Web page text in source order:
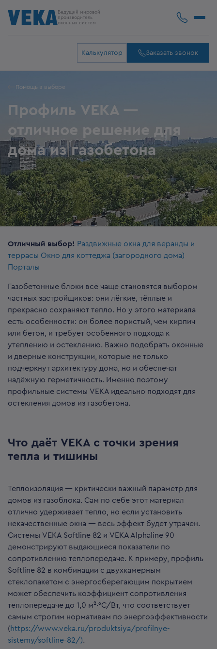
Ведущий мировой
производитель
оконных систем
Калькулятор Заказать звонок
Помощь в выборе
Профиль VEKA —
отличное решение для
дома из газобетона
Отличный выбор! Раздвижные окна для веранды и
террасы Окно для коттеджа (загородного дома)
Порталы
Газобетонные блоки всё чаще становятся выбором
частных застройщиков: они лёгкие, тёплые и
прекрасно сохраняют тепло. Но у этого материала
есть особенности: он более пористый, чем кирпич
или бетон, и требует особенного подхода к
утеплению и остеклению. Важно подобрать оконные
и дверные конструкции, которые не только
подчеркнут архитектуру дома, но и обеспечат
надёжную герметичность. Именно поэтому
профильные системы VEKA идеально подходят для
остекления домов из газобетона.
Что даёт VEKA с точки зрения
тепла и тишины
Теплоизоляция — критически важный параметр для
домов из газоблока. Сам по себе этот материал
отлично удерживает тепло, но если установить
некачественные окна — весь эффект будет утрачен.
Системы VEKA Softline 82 и VEKA Alphaline 90
демонстрируют выдающиеся показатели по
сопротивлению теплопередаче. К примеру, профиль
Softline 82 в комбинации с двухкамерным
стеклопакетом с энергосберегающим покрытием
может обеспечить коэффициент сопротивления
теплопередаче до 1,0 м²·°C/Вт, что соответствует
самым строгим нормативам по энергоэффективности
(https://www.veka.ru/produktsiya/profilnye-
sistemy/softline-82/).